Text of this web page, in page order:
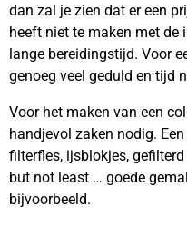
dan zal je zien dat er een
heeft niet te maken met de
lange bereidingstijd. Voor
genoeg veel geduld en tijd
Voor het maken van een
handjevol zaken nodig.
filterfles, ijsblokjes,
but not least … goede
bijvoorbeeld.